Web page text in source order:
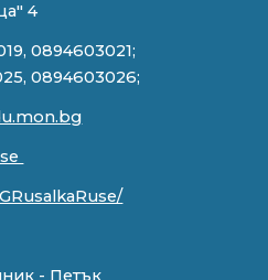
4
0894603021;
0894603026;
- Петък